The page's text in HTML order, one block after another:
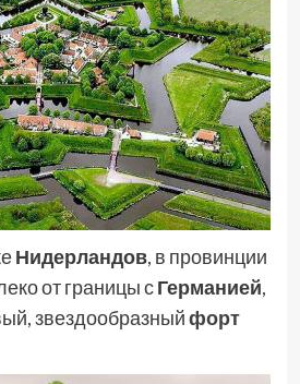
Нидерландов, в провинции
от границы сГерманией,
звездообразныйфорт